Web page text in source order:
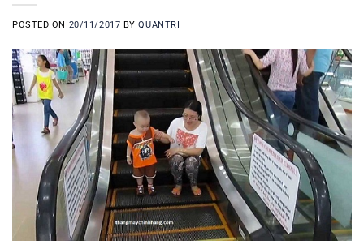
POSTED ON 20/11/2017 BYQUANTRI